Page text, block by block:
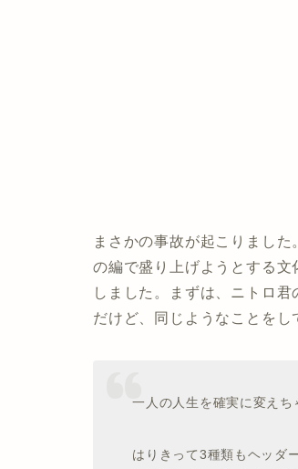
まさかの事故が起こりまし
の編で盛り上げようとする
しました。まずは、ニトロ
だけど、同じようなことをし
一人の人生を確実に変えち
はりきって3種類もヘッダ